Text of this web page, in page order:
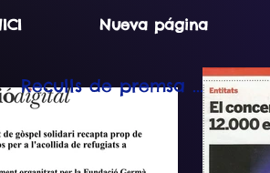
Nueva página
Reculls de premsa ...